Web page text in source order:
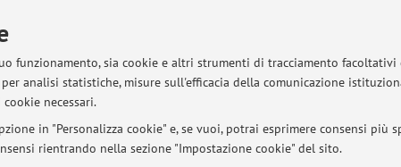
funzionamento, sia cookie e altri strumenti di tracciamento
analisi statistiche, misure sull'efficacia della comunicazione
necessari.
in "Personalizza cookie" e, se vuoi, potrai esprimere consensi più
rientrando nella sezione "Impostazione cookie" del sito.